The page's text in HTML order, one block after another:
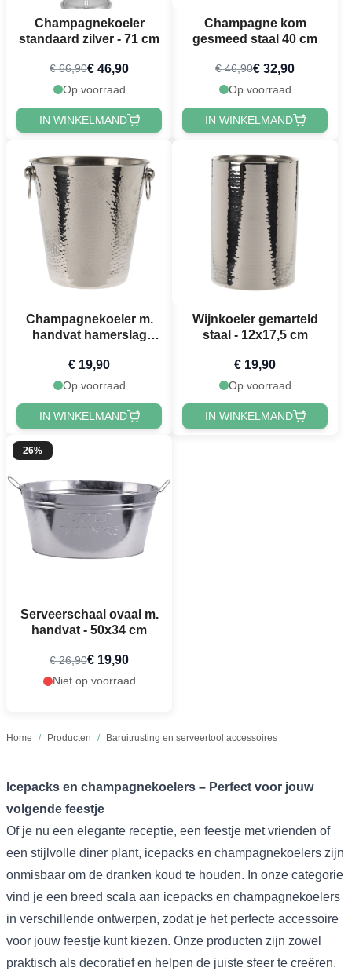
Home / Producten / Baruitrusting en serveertool accessoires
Champagnekoeler
standaard zilver - 71 cm
€ 66,90€ 46,90
Op voorraad
IN WINKELMAND
Champagne kom
gesmeed staal 40 cm
€ 46,90€ 32,90
Op voorraad
IN WINKELMAND
Champagnekoeler m.
handvat hamerslag
€ 19,90
Op voorraad
IN WINKELMAND
Wijnkoeler gemarteld
staal - 12x17,5 cm
€ 19,90
Op voorraad
IN WINKELMAND
26%
Serveerschaal ovaal m.
handvat - 50x34 cm
€ 26,90€ 19,90
Niet op voorraad
Icepacks en champagnekoelers – Perfect voor jouw
volgende feestje
Of je nu een elegante receptie, een feestje met vrienden of
een stijlvolle diner plant, icepacks en champagnekoelers zijn
onmisbaar om de dranken koud te houden. In onze categorie
vind je een breed scala aan icepacks en champagnekoelers
in verschillende ontwerpen, zodat je het perfecte accessoire
voor jouw feestje kunt kiezen. Onze producten zijn zowel
praktisch als decoratief en helpen de juiste sfeer te creëren.